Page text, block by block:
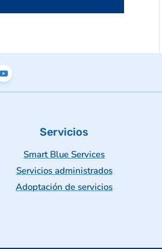
Servicios
Smart Blue Services
Servicios administrados
Adoptación de servicios